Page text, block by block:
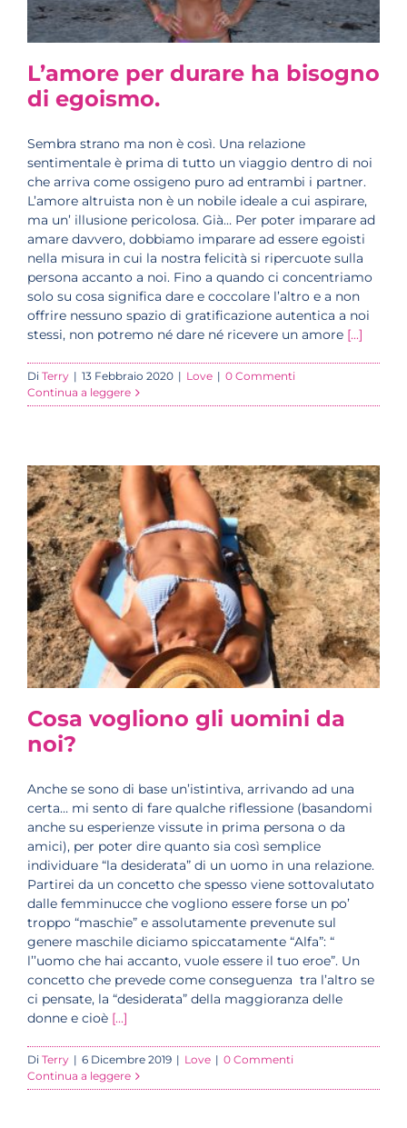
L’amore per durare ha bisogno
di egoismo.
Sembra strano ma non è così. Una relazione
sentimentale è prima di tutto un viaggio dentro di noi
che arriva come ossigeno puro ad entrambi i partner.
L’amore altruista non è un nobile ideale a cui aspirare,
ma un’ illusione pericolosa. Già… Per poter imparare ad
amare davvero, dobbiamo imparare ad essere egoisti
nella misura in cui la nostra felicità si ripercuote sulla
persona accanto a noi. Fino a quando ci concentriamo
solo su cosa significa dare e coccolare l’altro e a non
offrire nessuno spazio di gratificazione autentica a noi
stessi, non potremo né dare né ricevere un amore [...]
Di Terry | 13 Febbraio 2020 | Love | 0 Commenti
Continua a leggere
Cosa vogliono gli uomini da
noi?
Anche se sono di base un’istintiva, arrivando ad una
certa… mi sento di fare qualche riflessione (basandomi
anche su esperienze vissute in prima persona o da
amici), per poter dire quanto sia così semplice
individuare “la desiderata” di un uomo in una relazione.
Partirei da un concetto che spesso viene sottovalutato
dalle femminucce che vogliono essere forse un po’
troppo “maschie” e assolutamente prevenute sul
genere maschile diciamo spiccatamente “Alfa”: “
l’’uomo che hai accanto, vuole essere il tuo eroe”. Un
concetto che prevede come conseguenza tra l’altro se
ci pensate, la “desiderata” della maggioranza delle
donne e cioè [...]
Di Terry | 6 Dicembre 2019 | Love | 0 Commenti
Continua a leggere